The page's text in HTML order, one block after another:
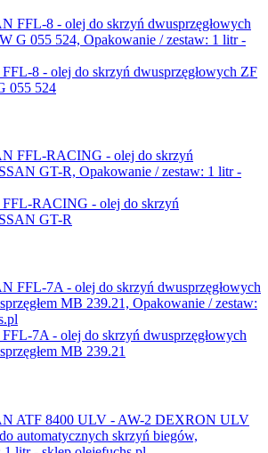
8 - olej do skrzyń dwusprzęgłowych ZF
055 524
RACING - olej do skrzyń
GT-R
7A - olej do skrzyń dwusprzęgłowych
MB 239.21